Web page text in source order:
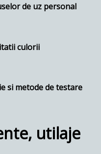
de uz personal
culorii
si metode de testare
utilaje